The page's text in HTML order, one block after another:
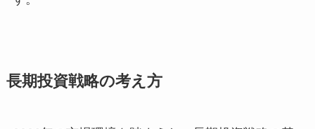
長期投資戦略の考え方